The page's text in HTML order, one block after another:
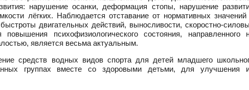
нарушение осанки, деформация стопы, нарушение
лёгких. Наблюдается отставание от нормативных
двигательных действий, выносливости, скоростно-
психофизиологического состояния, направленного
является весьма актуальным.
средств водных видов спорта для детей младшего
группах вместе со здоровыми детьми, для улучшения